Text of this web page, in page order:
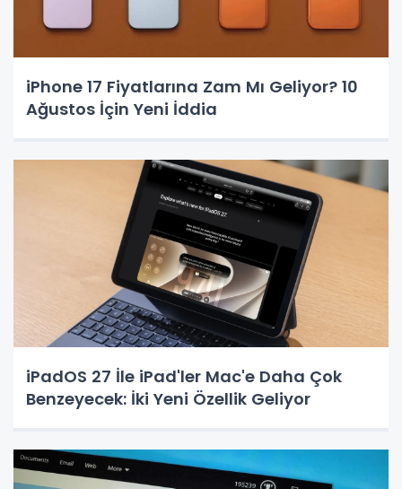
iPhone 17 Fiyatlarına Zam Mı Geliyor? 10
Ağustos İçin Yeni İddia
iPadOS 27 İle iPad'ler Mac'e Daha Çok
Benzeyecek: İki Yeni Özellik Geliyor